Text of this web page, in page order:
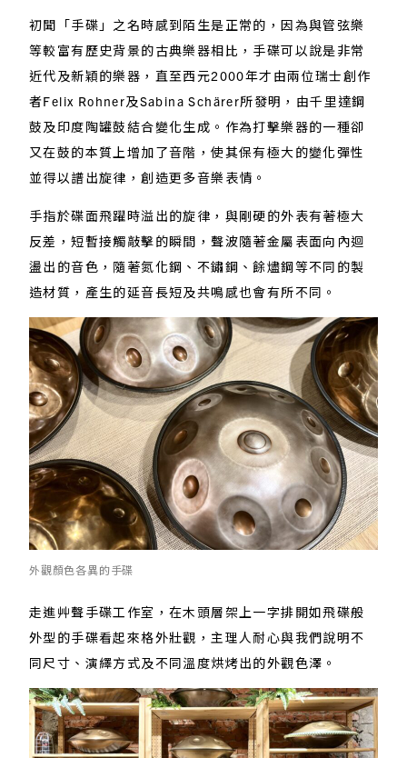
初聞「手碟」之名時感到陌生是正常的，因為與管弦樂
等較富有歷史背景的古典樂器相比，手碟可以說是非常
近代及新穎的樂器，直至西元2000年才由兩位瑞士創作
者Felix Rohner及Sabina Schärer所發明，由千里達鋼
鼓及印度陶罐鼓結合變化生成。作為打擊樂器的一種卻
又在鼓的本質上增加了音階，使其保有極大的變化彈性
並得以譜出旋律，創造更多音樂表情。
手指於碟面飛躍時溢出的旋律，與剛硬的外表有著極大
反差，短暫接觸敲擊的瞬間，聲波隨著金屬表面向內迴
盪出的音色，隨著氮化鋼、不鏽鋼、餘燼鋼等不同的製
造材質，產生的延音長短及共鳴感也會有所不同。
外觀顏色各異的手碟
走進艸聲手碟工作室，在木頭層架上一字排開如飛碟般
外型的手碟看起來格外壯觀，主理人耐心與我們說明不
同尺寸、演繹方式及不同溫度烘烤出的外觀色澤。